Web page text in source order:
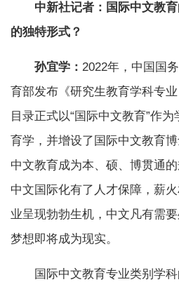
中新社记者：国际中文教
的独特形式？
孙宜学： 2022年，中国国
育部发布《研究生教育学科专
目录正式以“国际中文教育”作
育学，并增设了国际中文教育
中文教育成为本、硕、博贯通
中文国际化有了人才保障，薪
业呈现勃勃生机，中文凡有需
梦想即将成为现实。
国际中文教育专业类别学科